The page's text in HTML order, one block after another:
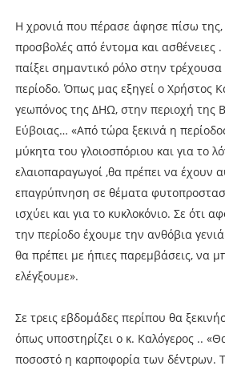
Η χρονιά που πέρασε άφησε πίσω της,
προσβολές από έντομα και ασθένειες
παίξει σημαντικό ρόλο στην τρέχουσα
περίοδο. Όπως μας εξηγεί ο Χρήστος
γεωπόνος της ΔΗΩ, στην περιοχή της
Εύβοιας… «Από τώρα ξεκινά η
μύκητα του γλοιοσπόριου και για το
ελαιοπαραγωγοί ,θα πρέπει να έχουν
επαγρύπνηση σε θέματα
ισχύει και για το κυκλοκόνιο. Σε ότι
την περίοδο έχουμε την ανθόβια
θα πρέπει με ήπιες παρεμβάσεις, να
ελέγξουμε».
Σε τρεις εβδομάδες περίπου θα
όπως υποστηρίζει ο κ. Καλόγερος ..
ποσοστό η καρποφορία των δέντρων.